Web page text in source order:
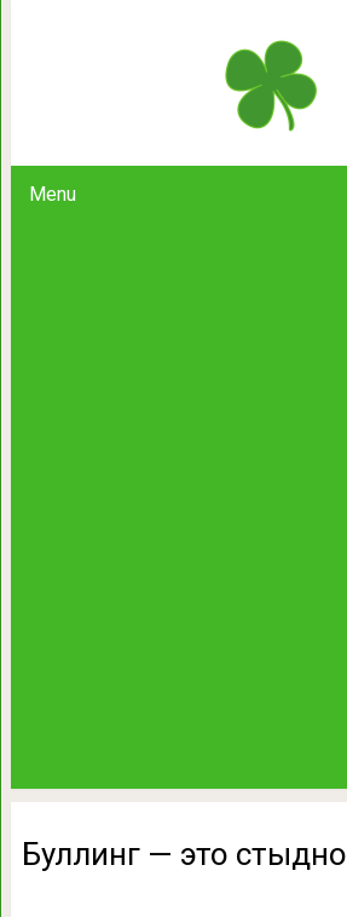
Menu
Буллинг — это стыдно